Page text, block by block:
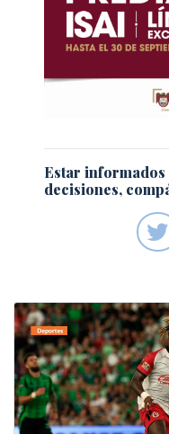
Estar
decisiones,